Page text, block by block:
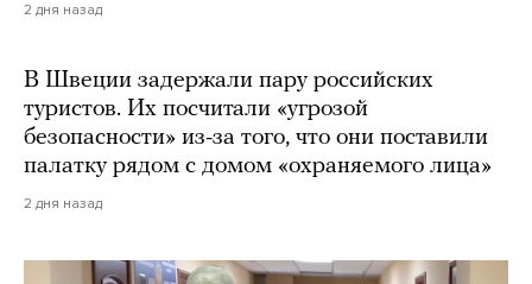
2 дня назад
В Швеции задержали пару российских
туристов. Их посчитали «угрозой
безопасности» из-за того, что они поставили
палатку рядом с домом «охраняемого лица»
2 дня назад